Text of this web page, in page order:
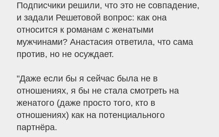
Подписчики решили, что это не совпадение,
и задали Решетовой вопрос: как она
относится к романам с женатыми
мужчинами? Анастасия ответила, что сама
против, но не осуждает.
"Даже если бы я сейчас была не в
отношениях, я бы не стала смотреть на
женатого (даже просто того, кто в
отношениях) как на потенциального
партнёра.